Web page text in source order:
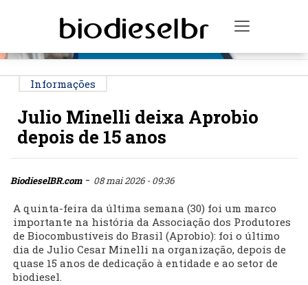
Toggle
Informações
Julio Minelli deixa Aprobio
depois de 15 anos
BiodieselBR.com- 08 mai 2026 - 09:36
A quinta-feira da última semana (30) foi um marco
importante na história da Associação dos Produtores
de Biocombustíveis do Brasil (Aprobio): foi o último
dia de Julio Cesar Minelli na organização, depois de
quase 15 anos de dedicação à entidade e ao setor de
biodiesel.